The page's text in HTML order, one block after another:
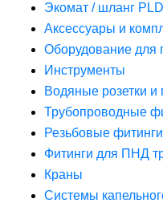
Экомат / шланг PLD
Аксессуары и
Оборудование для
Инструменты
Водяные розетки и
Трубопроводные
Резьбовые фитинги
Фитинги для ПНД
Краны
Системы